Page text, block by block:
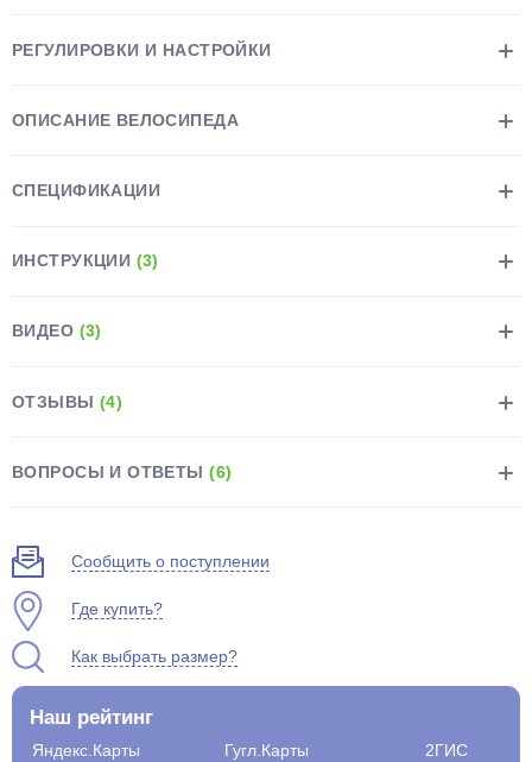
РЕГУЛИРОВКИ И НАСТРОЙКИ
ОПИСАНИЕ ВЕЛОСИПЕДА
СПЕЦИФИКАЦИИ
ИНСТРУКЦИИ (3)
ВИДЕО (3)
ОТЗЫВЫ (4)
ВОПРОСЫ И ОТВЕТЫ(6)
Сообщить о поступлении
Где купить?
Как выбрать размер?
Наш рейтинг
Яндекс.Карты
Гугл.Карты
2ГИС